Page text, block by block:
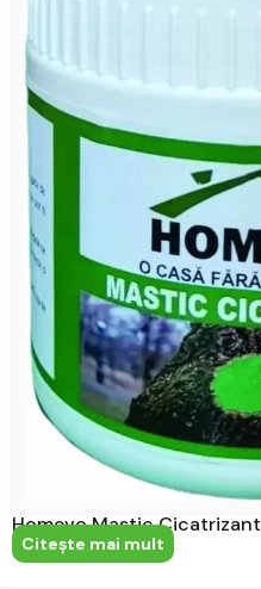
Homevo Mastic Cicatrizant
Citeşte mai mult